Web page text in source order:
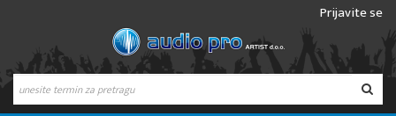
Prijavite se